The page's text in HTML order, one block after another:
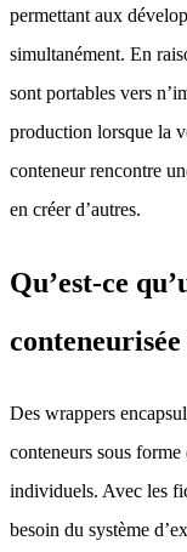
permettant aux
simultanément. En
sont portables vers
production lorsque la
conteneur rencontre
en créer d’autres.
Qu’est-ce
conteneurisée
Des wrappers
conteneurs sous
individuels. Avec les
besoin du système